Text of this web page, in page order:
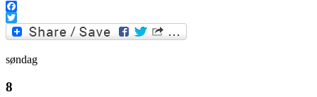
Facebook
Twitter
søndag
8